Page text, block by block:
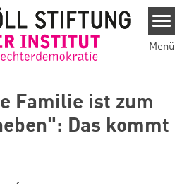
Menü
Familie ist zum
Das kommt